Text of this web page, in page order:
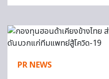
PR NEWS